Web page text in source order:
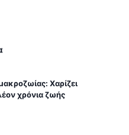
Χαρίζει
χρόνια ζωής